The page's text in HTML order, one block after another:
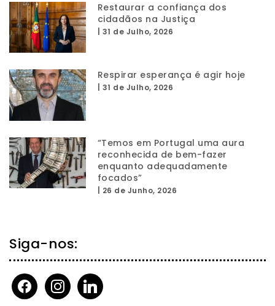
Restaurar a confiança dos
cidadãos na Justiça
31 de Julho, 2026
Respirar esperança é agir hoje
31 de Julho, 2026
“Temos em Portugal uma aura
reconhecida de bem-fazer
enquanto adequadamente
focados”
26 de Junho, 2026
Siga-nos:
facebookinstagramlinkedin